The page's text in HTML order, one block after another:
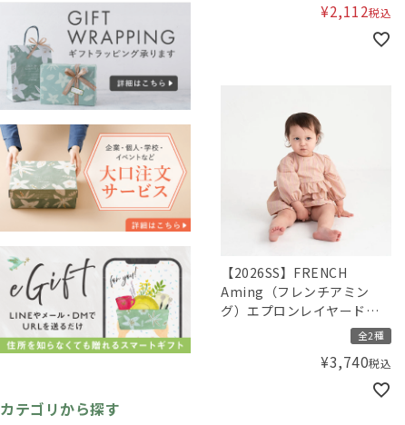
カテゴリから探す
¥2,112税込
【2026SS】FRENCH
Aming（フレンチアミン
グ）エプロンレイヤード風
全2種
¥3,740税込